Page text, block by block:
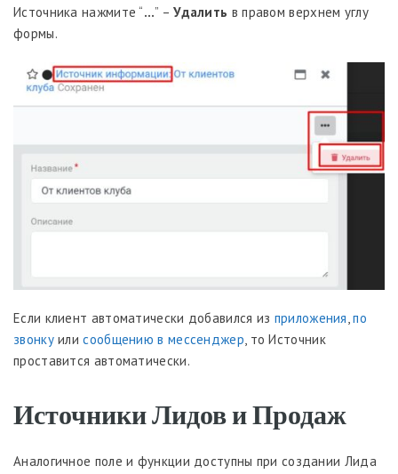
Источника нажмите “…” –Удалить в правом верхнем углу
формы.
Если клиент автоматически добавился из приложения,по
звонкуилисообщению в мессенджер, то Источник
проставится автоматически.
Источники Лидов и Продаж
Аналогичное поле и функции доступны при создании Лида